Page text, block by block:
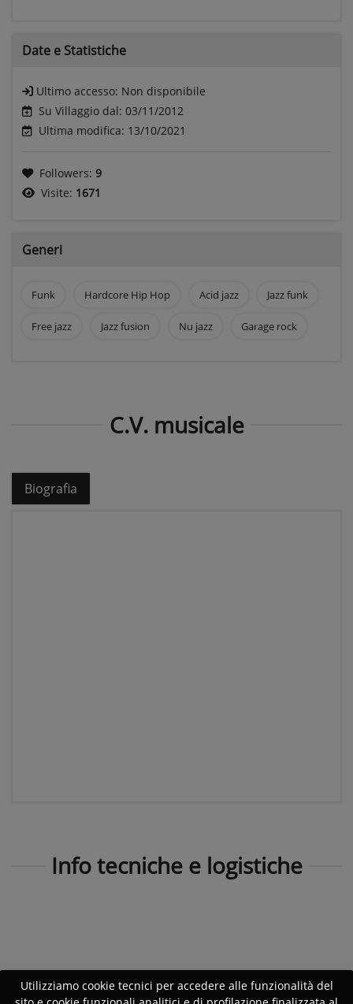
Date e Statistiche
Ultimo accesso: Non disponibile
Su Villaggio dal: 03/11/2012
Ultima modifica: 13/10/2021
Followers: 9
Visite: 1671
Generi
Funk Hardcore Hip Hop Acid jazz Jazz funk
Free jazz Jazz fusion Nu jazz Garage rock
C.V. musicale
Biografia
Info tecniche e logistiche
Utilizziamo cookie tecnici per accedere alle funzionalità del